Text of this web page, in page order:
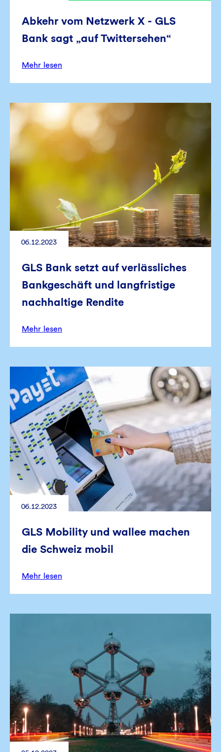
Abkehr vom Netzwerk X - GLS
Bank sagt „auf Twittersehen“
Mehr lesen
06.12.2023
GLS Bank setzt auf verlässliches
Bankgeschäft und langfristige
nachhaltige Rendite
Mehr lesen
06.12.2023
GLS Mobility und wallee machen
die Schweiz mobil
Mehr lesen